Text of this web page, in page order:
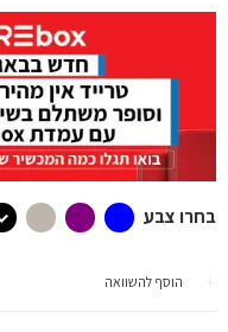
בחרו צבע
הוסף להשוואה